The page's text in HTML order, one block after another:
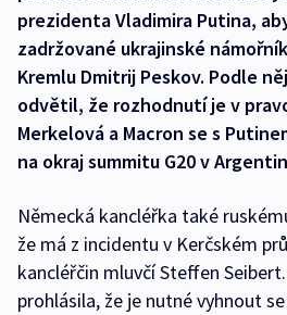
prezidenta Vladimira Putina,
zadržované ukrajinské
Kremlu Dmitrij Peskov. Podle
odvětil, že rozhodnutí je v
Merkelová a Macron se s
na okraj summitu G20 v
Německá kancléřka také
že má z incidentu v Kerčském
kancléřčin mluvčí Steffen
prohlásila, že je nutné vyhnout